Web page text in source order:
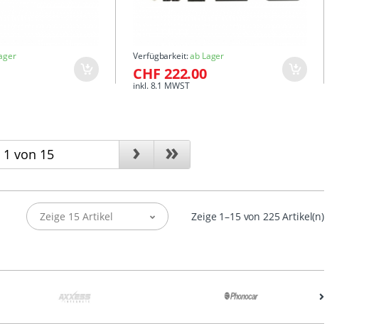
Verfügbarkeit:ab Lager
CHF 222.00
inkl. 8.1 MWST
› »
Zeige 15 Artikel Zeige 1–15 von 225 Artikel(n)